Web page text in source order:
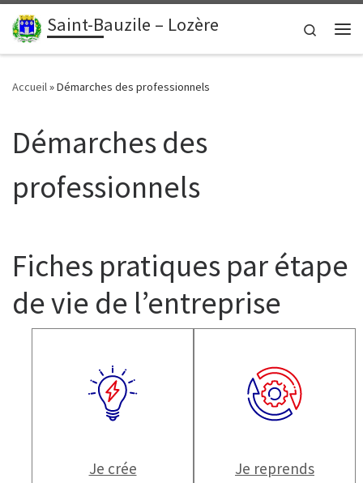
principal
Passer au contenu
Saint-Bauzile – Lozère
Search
Accueil»Démarches des professionnels
Démarches des
professionnels
Fiches pratiques par étape
de vie de l’entreprise
Je crée
Je reprends